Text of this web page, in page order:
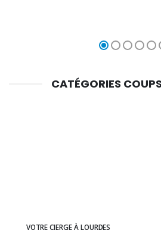
CATÉGORIES
VOTRE CIERGE À LOURDES